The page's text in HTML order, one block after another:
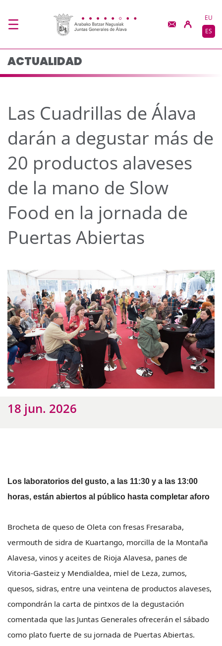
Las Cuadrillas de
EU
ES
ACTUALIDAD
Las Cuadrillas de Álava
darán a degustar más de
20 productos alaveses
de la mano de Slow
Food en la jornada de
Puertas Abiertas
18 jun. 2026
Los laboratorios del gusto, a las 11:30 y a las 13:00
horas, están abiertos al público hasta completar aforo
Brocheta de queso de Oleta con fresas Fresaraba,
vermouth de sidra de Kuartango, morcilla de la Montaña
Alavesa, vinos y aceites de Rioja Alavesa, panes de
Vitoria-Gasteiz y Mendialdea, miel de Leza, zumos,
quesos, sidras, entre una veintena de productos alaveses,
compondrán la carta de pintxos de la degustación
comentada que las Juntas Generales ofrecerán el sábado
como plato fuerte de su jornada de Puertas Abiertas.